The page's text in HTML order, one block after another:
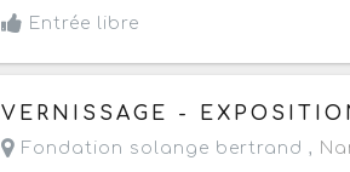
Entrée libre
Le jeudi 27 mars 2025 à partir de
VERNISSAGE -
Fondation solange bertrand ,